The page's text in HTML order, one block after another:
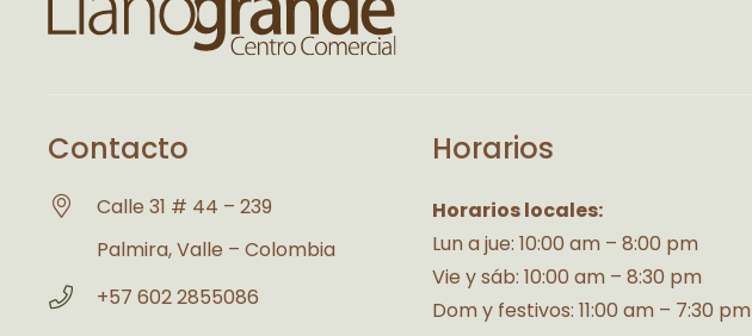
Contacto
Calle 31 # 44 – 239
Palmira, Valle – Colombia
+57 602 2855086
Horarios
Horarios locales:
Lun a jue: 10:00 am – 8:00 pm
Vie y sáb: 10:00 am – 8:30 pm
Dom y festivos: 11:00 am – 7:30 pm